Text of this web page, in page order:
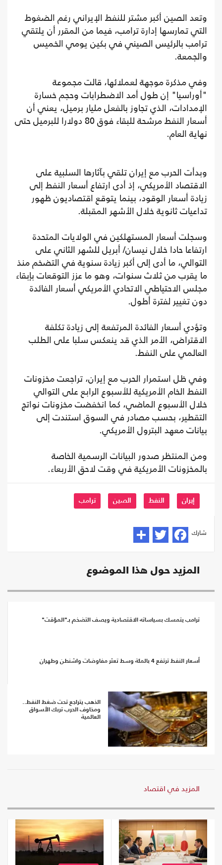
وتعد الصين أكبر مشتر للنفط الإيراني رغم الضغوط
التي تمارسها إدارة ترامب، فيما من المقرر أن يلتقي
ترامب بالرئيس الصيني في بكين يومي الخميس
والجمعة.
وفي مذكرة موجهة لعملائها، قالت مجموعة
"أوراسيا" إن طول أمد الاضطرابات وحجم خسارة
الإمدادات، الذي تجاوز بالفعل مليار برميل، يعني أن
أسعار النفط مرشحة للبقاء فوق 80 دولارا للبرميل حتى
نهاية العام.
وبدأت الحرب مع إيران تلقي بآثارها السلبية على
الاقتصاد الأمريكي، إذ أدى ارتفاع أسعار النفط إلى
زيادة أسعار الوقود، بينما يتوقع اقتصاديون ظهور
تداعيات ثانوية خلال الأشهر المقبلة.
وسجلت أسعار المستهلكين في الولايات المتحدة
ارتفاعا حادا خلال نيسان/ أبريل للشهر الثاني على
التوالي، ما أدى إلى أكبر زيادة سنوية في التضخم منذ
ما يقرب من ثلاث سنوات، وهو ما عزز التوقعات بإبقاء
مجلس الاحتياطي الاتحادي الأمريكي أسعار الفائدة
دون تغيير لفترة أطول.
وتؤدي أسعار الفائدة المرتفعة إلى زيادة تكلفة
الاقتراض، الأمر الذي قد ينعكس سلبا على الطلب
العالمي على النفط.
وفي ظل استمرار الحرب مع إيران، تراجعت مخزونات
النفط الخام الأمريكية للأسبوع الرابع على التوالي
خلال الأسبوع الماضي، كما انخفضت مخزونات نواتج
التقطير، بحسب مصادر في السوق استندت إلى
بيانات معهد البترول الأمريكي.
ومن المنتظر صدور البيانات الرسمية الخاصة
بالمخزونات الأمريكية في وقت لاحق الأربعاء.
إيران النفط الصين ترامب
شارك
المزيد حول هذا الموضوع
ترامب يتمسك بسياساته الاقتصادية ويصف التضخم بـ"المؤقت"
أسعار النفط ترتفع 4 بالمئة وسط تعثر مفاوضات واشنطن وطهران
الذهب يتراجع تحت ضغط النفط..
ومخاوف الحرب تربك الأسواق
العالمية
المزيد في اقتصاد